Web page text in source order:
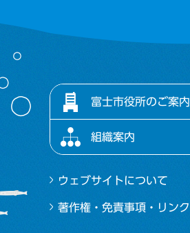
富士市役所のご案内
組織案内
ウェブサイトについて
著作権・免責事項・リンク